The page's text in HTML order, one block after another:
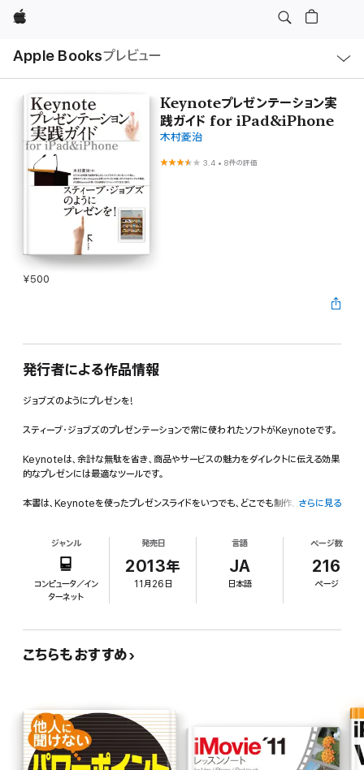
Apple
Apple Booksプレビュー
ル
Keynoteプレゼンテーション実
践ガイド for iPad&iPhone
木村菱治
3.4 • 8件の評価
¥500
発行者による作品情報
ジョブズのようにプレゼンを!
スティーブ・ジョブズのプレゼンテーションで常に使われたソフトがKeynoteです。
Keynoteは、余計な無駄を省き、商品やサービスの魅力をダイレクトに伝える効果
的なプレゼンには最適なツールです。
本書は、Keynoteを使ったプレゼンスライドをいつでも、どこでも制作、実行できる
本書は大きく2部構成になっており、前半ではiOS版Keynoteの詳細なリファレン
スマニュアル、後半はジョブズのプレゼンをメソッド化し、同じ新商品のプレゼンを、
従来のやり方とKeynoteを使ったジョブズ風のやり方の違いをリアルなサンプル
で紹介します。
さらに見る
ジャンル
コンピュータ／イン
ターネット
発売日
2013年
11月26日
言語
JA
日本語
ページ数
216
ページ
こちらもおすすめ